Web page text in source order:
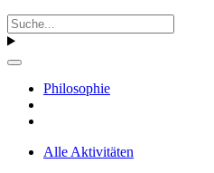
Philosophie
Alle Aktivitäten